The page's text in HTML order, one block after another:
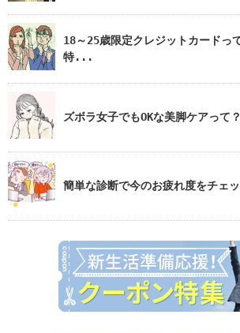
18～25歳限定クレジットカードっ
特...
ズボラ女子でもOKな美脚ケアって？
簡単な診断で今のお疲れ度をチェッ